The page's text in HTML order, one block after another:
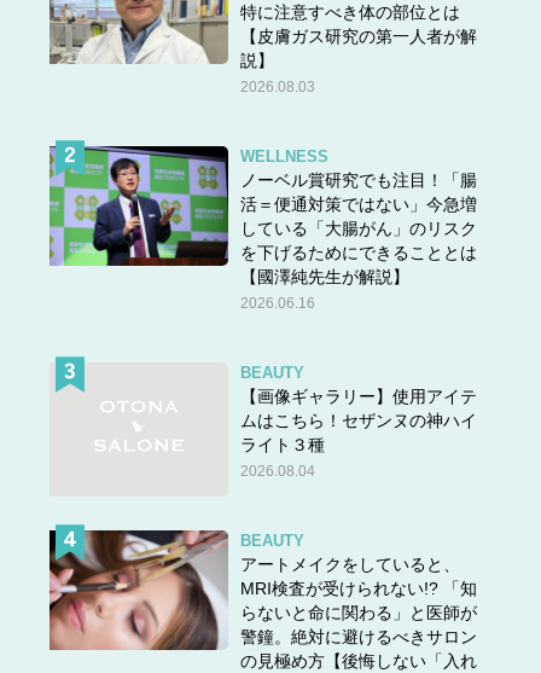
多いだろうから、同棲から結婚に至らない理由のひとつな
んだろうな……って思いました」（46歳男性／工場経営）
余計なお世話ではありますが…! 男が「ああ。だ
NGな特徴2：外見に無頓着で男と肩肘張る
「バリキャリ系に限らず、最近痛いよなって思って見てい
特に注意すべき体の部位とは
【皮膚ガス研究の第一人者が解
説】
2026.08.03
WELLNESS
ノーベル賞研究でも注目！「腸
活＝便通対策ではない」今急増
している「大腸がん」のリスク
を下げるためにできることとは
【國澤純先生が解説】
2026.06.16
BEAUTY
【画像ギャラリー】使用アイテ
ムはこちら！セザンヌの神ハイ
ライト３種
2026.08.04
BEAUTY
アートメイクをしていると、
MRI検査が受けられない!? 「知
らないと命に関わる」と医師が
警鐘。絶対に避けるべきサロン
の見極め方【後悔しない「入れ